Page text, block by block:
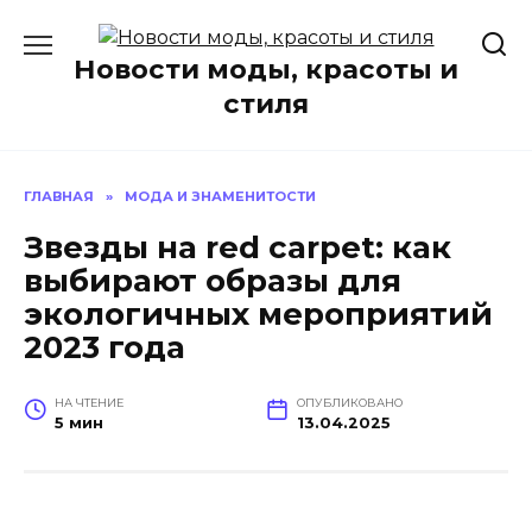
содержаниюНовости моды, красоты и
стиля
ГЛАВНАЯ » МОДА И ЗНАМЕНИТОСТИ
Звезды на red carpet: как
выбирают образы для
экологичных мероприятий
2023 года
НА ЧТЕНИЕ
5 мин
ОПУБЛИКОВАНО
13.04.2025